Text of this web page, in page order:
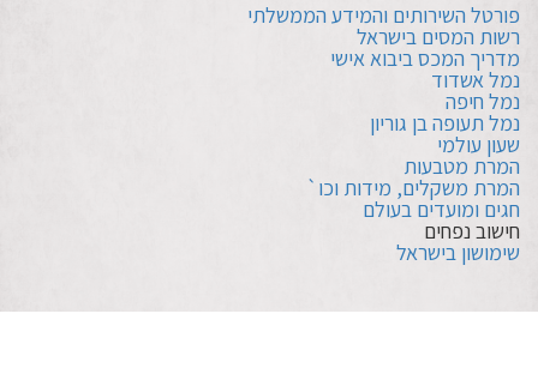
פורטל השירותים והמידע הממשלתי
רשות המסים בישראל
מדריך המכס ביבוא אישי
נמל אשדוד
נמל חיפה
נמל תעופה בן גוריון
שעון עולמי
המרת מטבעות
המרת משקלים, מידות וכו`
חגים ומועדים בעולם
חישוב נפחים
שימושון בישראל